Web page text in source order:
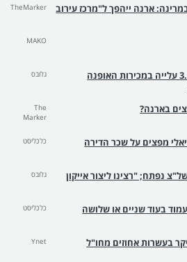
ארנה ייהפך ל"מרכז עירוב
TheMarker
MAKO
פסח של קניות: 3.5% עלייה במכירות האופנה
גלובס
בארנה?
The
Marker
מפצים על שכר הדירה כלכליסט
נפתח; "רצינו ליצור אייקון
גלובס
בעוד שניים או שלושה
כלכליסט
בעשרות אחוזים מחו"ל Ynet